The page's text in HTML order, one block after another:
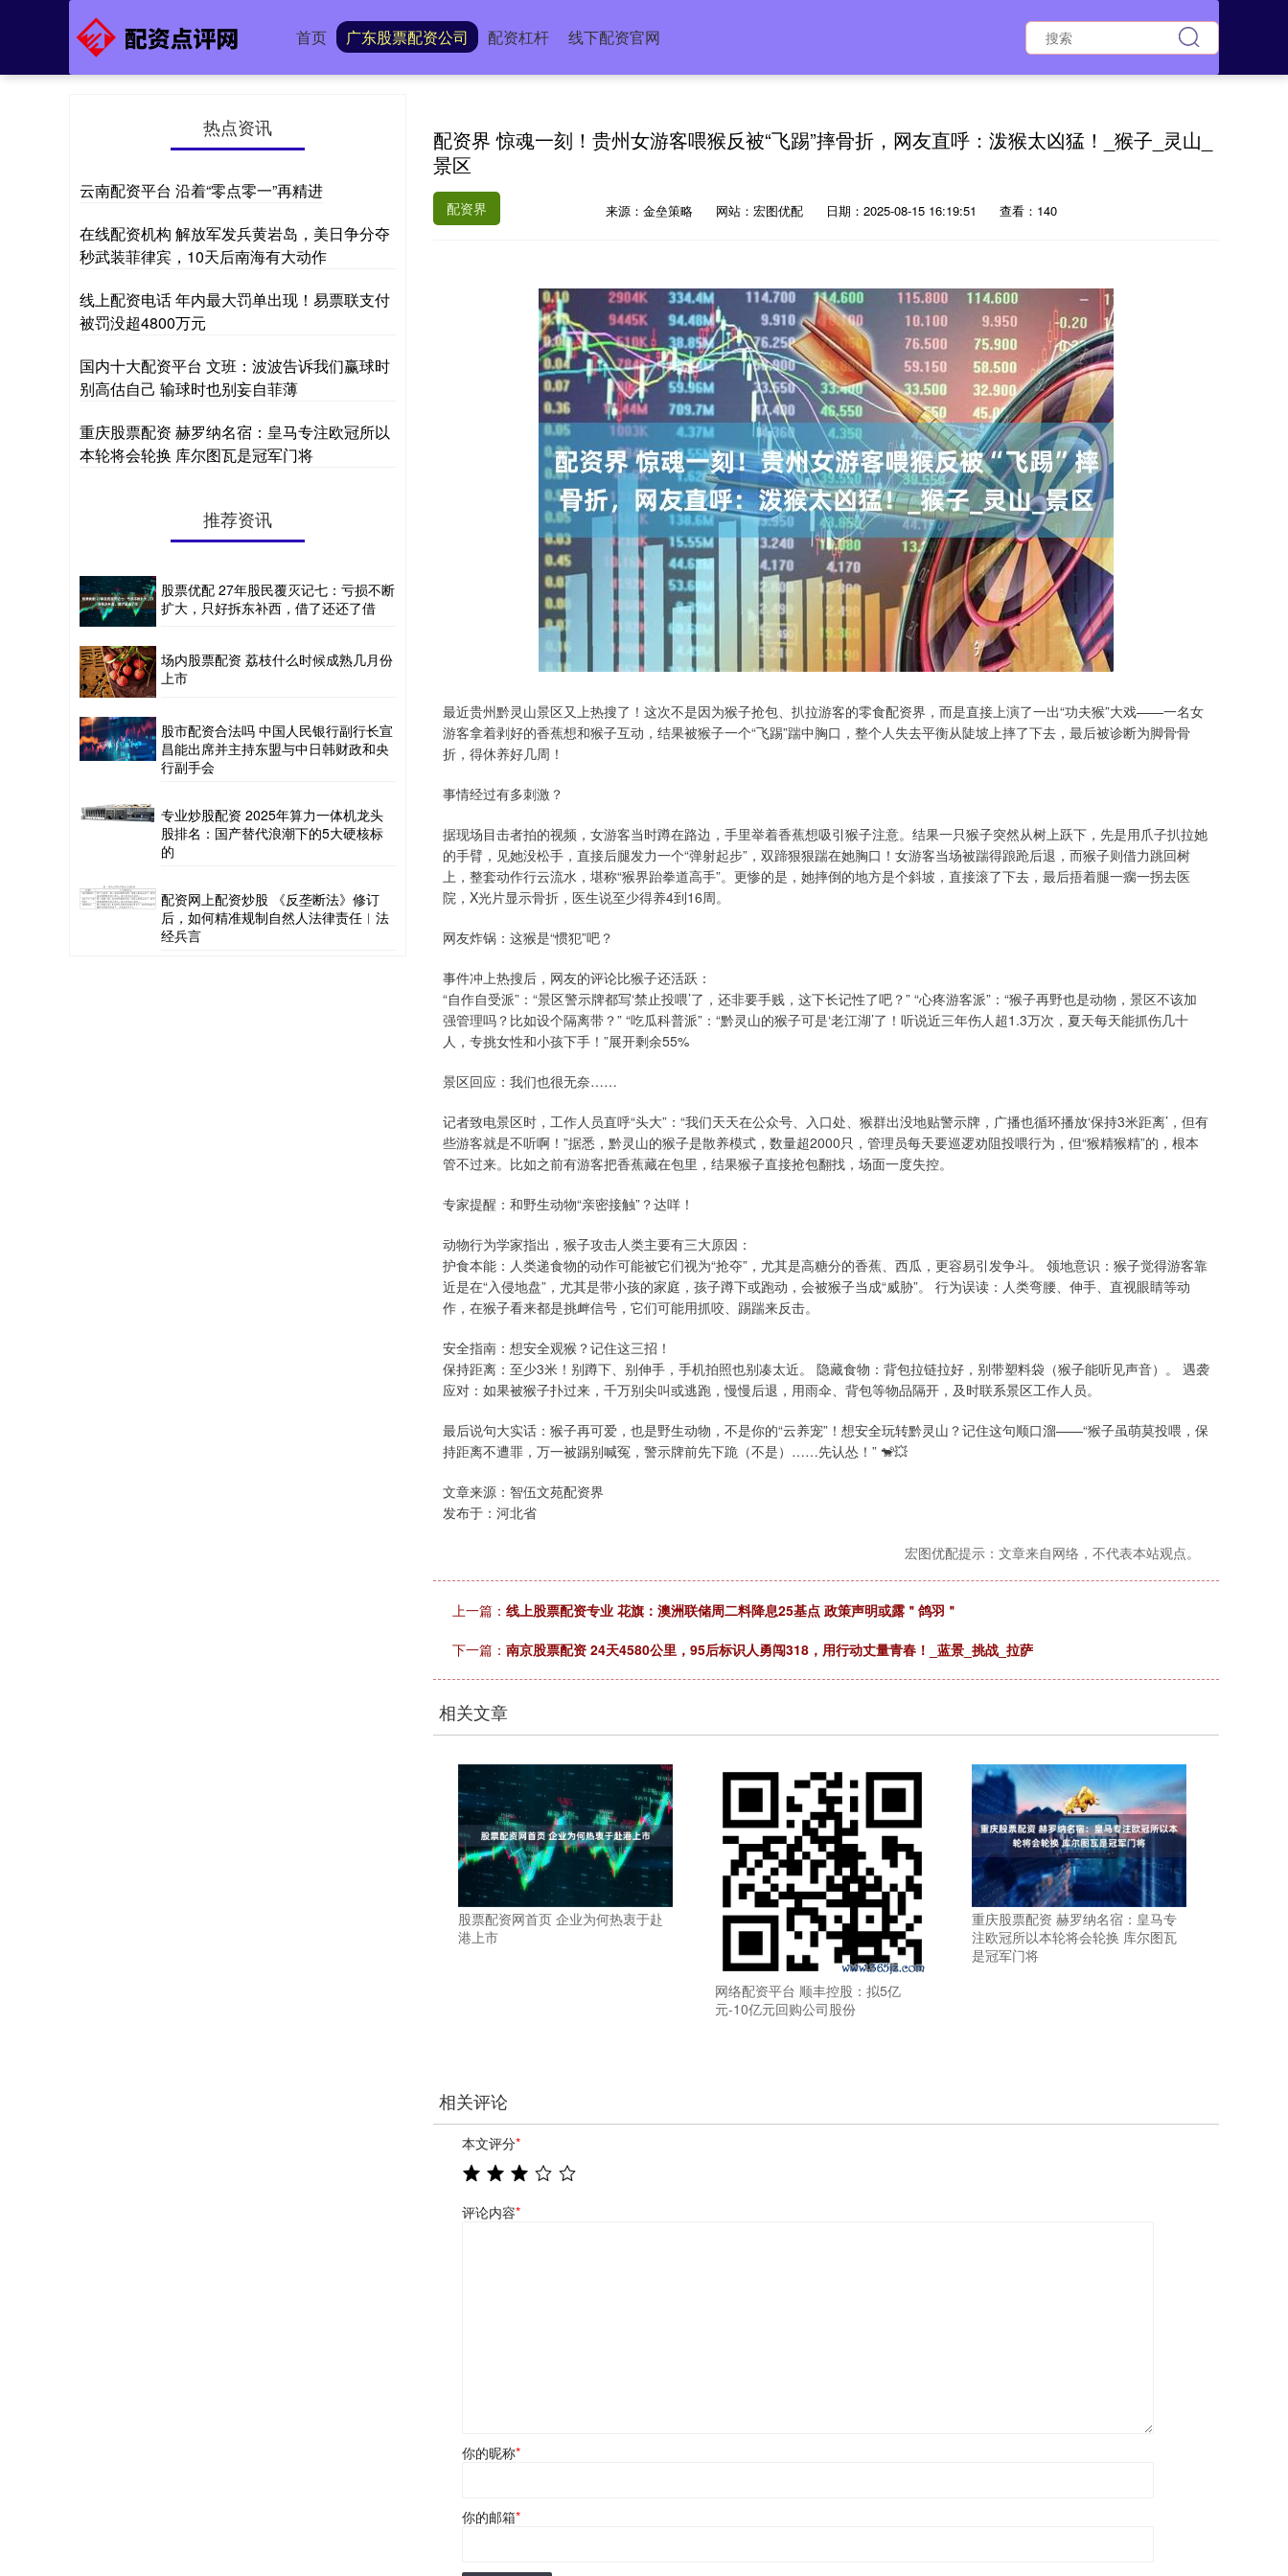
首页 广东股票配资公司 配资杠杆 线下配资官网
配资界 惊魂一刻！贵州女游客喂猴反被“飞踢”摔骨折，网友直呼：泼猴太凶猛！_猴子_灵山_
景区
配资界 来源：金垒策略 网站：宏图优配 日期：2025-08-15 16:19:51 查看：140
最近贵州黔灵山景区又上热搜了！这次不是因为猴子抢包、扒拉游客的零食配资界，而是直接上演了一出“功夫猴”大戏——一名女
游客拿着剥好的香蕉想和猴子互动，结果被猴子一个“飞踢”踹中胸口，整个人失去平衡从陡坡上摔了下去，最后被诊断为脚骨骨
折，得休养好几周！
事情经过有多刺激？
据现场目击者拍的视频，女游客当时蹲在路边，手里举着香蕉想吸引猴子注意。结果一只猴子突然从树上跃下，先是用爪子扒拉她
的手臂，见她没松手，直接后腿发力一个“弹射起步”，双蹄狠狠踹在她胸口！女游客当场被踹得踉跄后退，而猴子则借力跳回树
上，整套动作行云流水，堪称“猴界跆拳道高手”。更惨的是，她摔倒的地方是个斜坡，直接滚了下去，最后捂着腿一瘸一拐去医
院，X光片显示骨折，医生说至少得养4到16周。
网友炸锅：这猴是“惯犯”吧？
事件冲上热搜后，网友的评论比猴子还活跃：
“自作自受派”：“景区警示牌都写‘禁止投喂’了，还非要手贱，这下长记性了吧？” “心疼游客派”：“猴子再野也是动物，景区不该加
强管理吗？比如设个隔离带？” “吃瓜科普派”：“黔灵山的猴子可是‘老江湖’了！听说近三年伤人超1.3万次，夏天每天能抓伤几十
人，专挑女性和小孩下手！”展开剩余55%
景区回应：我们也很无奈……
记者致电景区时，工作人员直呼“头大”：“我们天天在公众号、入口处、猴群出没地贴警示牌，广播也循环播放‘保持3米距离’，但有
些游客就是不听啊！”据悉，黔灵山的猴子是散养模式，数量超2000只，管理员每天要巡逻劝阻投喂行为，但“猴精猴精”的，根本
管不过来。比如之前有游客把香蕉藏在包里，结果猴子直接抢包翻找，场面一度失控。
专家提醒：和野生动物“亲密接触”？达咩！
动物行为学家指出，猴子攻击人类主要有三大原因：
护食本能：人类递食物的动作可能被它们视为“抢夺”，尤其是高糖分的香蕉、西瓜，更容易引发争斗。 领地意识：猴子觉得游客靠
近是在“入侵地盘”，尤其是带小孩的家庭，孩子蹲下或跑动，会被猴子当成“威胁”。 行为误读：人类弯腰、伸手、直视眼睛等动
作，在猴子看来都是挑衅信号，它们可能用抓咬、踢踹来反击。
安全指南：想安全观猴？记住这三招！
保持距离：至少3米！别蹲下、别伸手，手机拍照也别凑太近。 隐藏食物：背包拉链拉好，别带塑料袋（猴子能听见声音）。 遇袭
应对：如果被猴子扑过来，千万别尖叫或逃跑，慢慢后退，用雨伞、背包等物品隔开，及时联系景区工作人员。
最后说句大实话：猴子再可爱，也是野生动物，不是你的“云养宠”！想安全玩转黔灵山？记住这句顺口溜——“猴子虽萌莫投喂，保
持距离不遭罪，万一被踢别喊冤，警示牌前先下跪（不是）……先认怂！” 🐒💥
文章来源：智伍文苑配资界
发布于：河北省
宏图优配提示：文章来自网络，不代表本站观点。
上一篇： 线上股票配资专业 花旗：澳洲联储周二料降息25基点 政策声明或露＂鸽羽＂
下一篇： 南京股票配资 24天4580公里，95后标识人勇闯318，用行动丈量青春！_蓝景_挑战_拉萨
相关文章
股票配资网首页 企业为何热衷于赴
港上市
网络配资平台 顺丰控股：拟5亿
元-10亿元回购公司股份
重庆股票配资 赫罗纳名宿：皇马专
注欧冠所以本轮将会轮换 库尔图瓦
是冠军门将
相关评论
本文评分*
评论内容*
你的昵称*
你的邮箱*
热点资讯
云南配资平台 沿着“零点零一”再精进
在线配资机构 解放军发兵黄岩岛，美日争分夺
秒武装菲律宾，10天后南海有大动作
线上配资电话 年内最大罚单出现！易票联支付
被罚没超4800万元
国内十大配资平台 文班：波波告诉我们赢球时
别高估自己 输球时也别妄自菲薄
重庆股票配资 赫罗纳名宿：皇马专注欧冠所以
本轮将会轮换 库尔图瓦是冠军门将
推荐资讯
股票优配 27年股民覆灭记七：亏损不断
扩大，只好拆东补西，借了还还了借
场内股票配资 荔枝什么时候成熟几月份
上市
股市配资合法吗 中国人民银行副行长宣
昌能出席并主持东盟与中日韩财政和央
行副手会
专业炒股配资 2025年算力一体机龙头
股排名：国产替代浪潮下的5大硬核标
的
配资网上配资炒股 《反垄断法》修订
后，如何精准规制自然人法律责任︱法
经兵言